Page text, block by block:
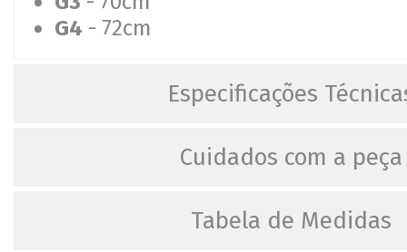
G4 - 72cm
Especificações
Cuidados com a peça
Tabela de Medidas